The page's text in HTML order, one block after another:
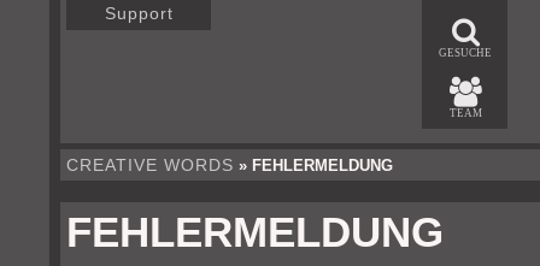
Support
GESUCHE
TEAM
CREATIVE WORDS » FEHLERMELDUNG
FEHLERMELDUNG